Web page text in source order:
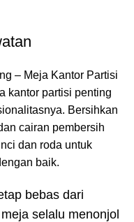
– Meja Kantor Partisi
kantor partisi penting
Bersihkan
cairan pembersih
dan roda untuk
baik.
bebas dari
selalu menonjol